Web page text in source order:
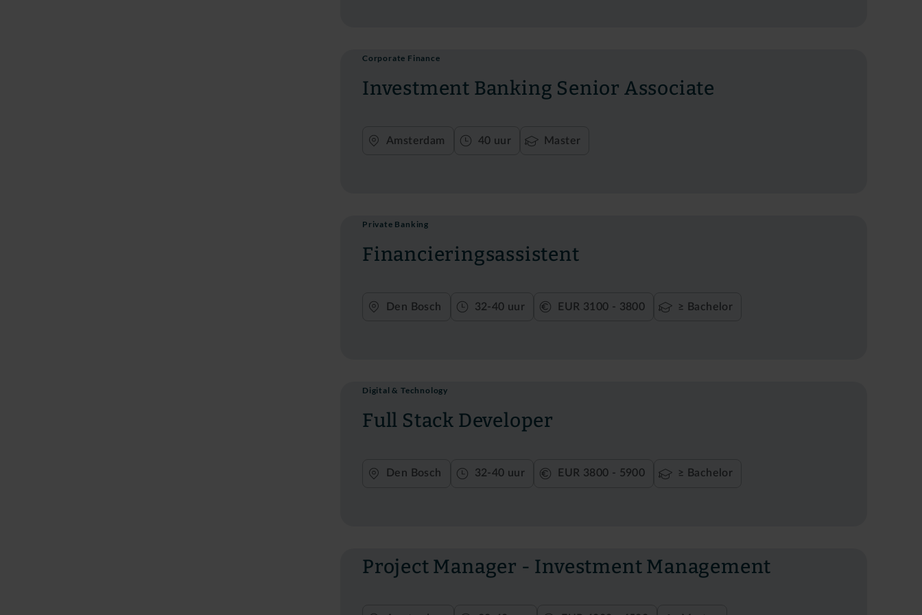
Corporate Finance
Investment Banking Senior Associate
Amsterdam 40 uur Master
Private Banking
Financieringsassistent
Den Bosch 32-40 uur EUR 3100 - 3800 ≥ Bachelor
Digital & Technology
Full Stack Developer
Den Bosch 32-40 uur EUR 3800 - 5900 ≥ Bachelor
Project Manager - Investment Management